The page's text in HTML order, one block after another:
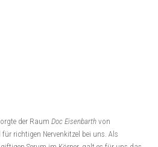
der Raum Doc Eisenbarth von
richtigen Nervenkitzel bei uns. Als